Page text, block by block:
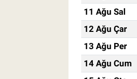
11 Ağu Sal
12 Ağu Çar
13 Ağu Per
14 Ağu Cum